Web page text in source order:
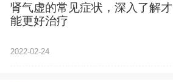
肾气虚的常见症状，深入了解才
能更好治疗
2022-02-24